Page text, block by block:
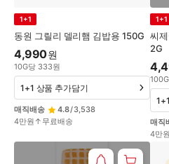
동원 그릴리 델리햄 김밥용 150G
1+1
4,990원
10G당 333원
매직배송 4.8/3,538
4만원↑무료배송
1+1 상품 추가담기
씨
2G
1+1
100G
매직
4만